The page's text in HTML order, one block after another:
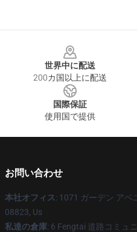
世界中に配送
200カ国以上に配送
国際保証
使用国で提供
お問い合わせ
本社オフィス: 1071 ガーデン アベ
08823, Us
私達の倉庫: 6 Fengtai 道路コミュ